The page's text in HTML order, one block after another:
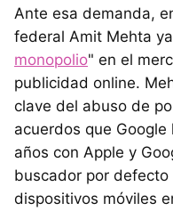
Ante esa demanda,
federal Amit Mehta
monopolio" en el
publicidad online.
clave del abuso de
acuerdos que
años con Apple y
buscador por
dispositivos móviles